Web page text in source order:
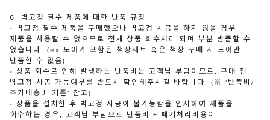
6. 벽고정 필수 제품에 대한 반품 규정
- 벽고정 필수 제품을 구매했으나 벽고정 시공을 하지 않을 경우
제품을 사용할 수 없으므로 전체 상품 회수처리 되며 부분 반품할 수
없습니다. (ex.도어가 포함된 책상세트 혹은 책장 구매 시 도어만
반품할 수 없음)
- 상품 회수로 인해 발생하는 반품비는 고객님 부담이므로, 구매 전
벽고정 시공 가능여부를 반드시 확인해주시길 바랍니다. (※ '반품비/
추가배송비 기준' 참고)
- 상품을 설치한 후 벽고정 시공이 불가능함을 인지하여 제품을
회수하는 경우, 고객님 부담으로 반품비 + 폐기처리비용이